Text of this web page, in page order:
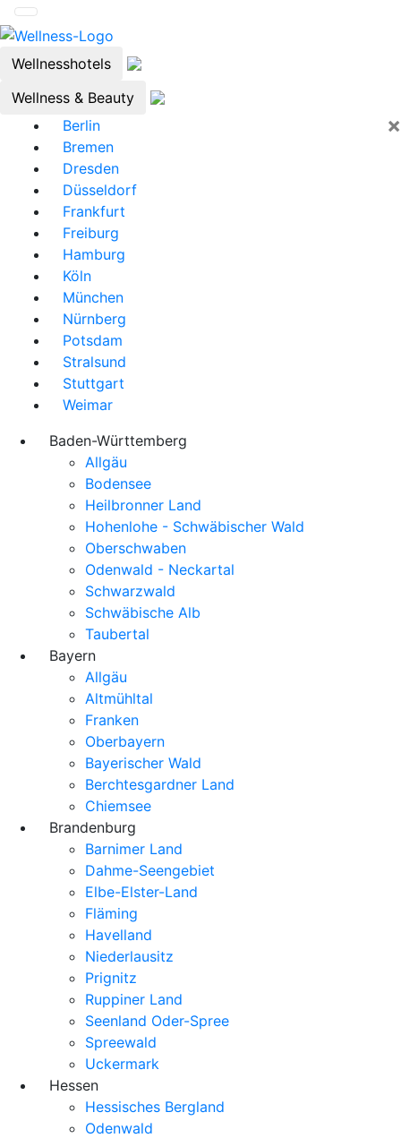
Wellnesshotels
Wellness & Beauty
×
Berlin
Bremen
Dresden
Düsseldorf
Frankfurt
Freiburg
Hamburg
Köln
München
Nürnberg
Potsdam
Stralsund
Stuttgart
Weimar
Baden-Württemberg
Allgäu
Bodensee
Heilbronner Land
Hohenlohe - Schwäbischer Wald
Oberschwaben
Odenwald - Neckartal
Schwarzwald
Schwäbische Alb
Taubertal
Bayern
Allgäu
Altmühltal
Franken
Oberbayern
Bayerischer Wald
Berchtesgardner Land
Chiemsee
Brandenburg
Barnimer Land
Dahme-Seengebiet
Elbe-Elster-Land
Fläming
Havelland
Niederlausitz
Prignitz
Ruppiner Land
Seenland Oder-Spree
Spreewald
Uckermark
Hessen
Hessisches Bergland
Odenwald